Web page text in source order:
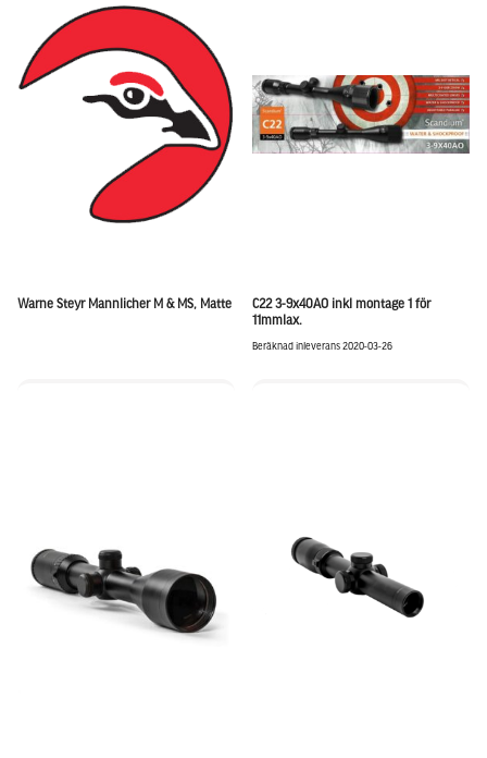
Warne Steyr Mannlicher M & MS, Matte
C22 3-9x40AO inkl montage 1 för
11mmlax.
Beräknad inleverans 2020-03-26